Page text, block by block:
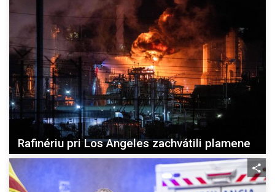
Rafinériu pri Los Angeles zachvátili plamene